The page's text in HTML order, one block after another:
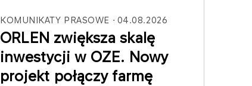
KOMUNIKATY PRASOWE 04.08.2026
ORLEN zwiększa skalę
inwestycji w OZE. Nowy
projekt połączy farmę